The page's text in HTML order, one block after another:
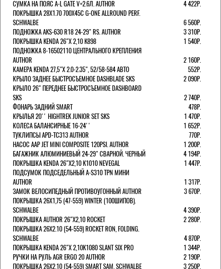
СУМКА НА ПОЯС A-L GATE V=2.6Л. AUTHOR
4 422Р.
ПОКРЫШКА 28X1.70 700X45C G-ONE ALLROUND PERF.
SCHWALBE
6 560Р.
ПОДНОЖКА AKS-630 R18 24-29" RS. AUTHOR
3 310Р.
ПОКРЫШКА KENDA 26"Х 2,10 K898
1 540Р.
ПОДНОЖКА 8-16502110 ЦЕНТРАЛЬНОГО КРЕПЛЕНИЯ
AUTHOR
2 160Р.
КАМЕРА KENDA 27,5"Х 2.0-2.35", 52/58-584 АВТО
552Р.
КРЫЛО ЗАДНЕЕ БЫСТРОСЪЕМНОЕ DASHBLADE SKS
2 090Р.
КРЫЛО 26" ПЕРЕДНЕЕ БЫСТРОСЪЕМНОЕ DASHBOARD
SKS
2 740Р.
ФОНАРЬ ЗАДНИЙ SMART
478Р.
КРЫЛЬЯ 20'' HIGHTREK JUNIOR SET SKS
1 470Р.
КОЛЕСА БАЛАНСИРНЫЕ 16-24''
1 652Р.
ТУКЛИПСЫ APD-TC313 AUTHOR
770Р.
НАСОС AAP JET MINI COMPOSITE 120PSI. AUTHOR
1 200Р.
БАГАЖНИК АЛЮМИНИЕВЫЙ 24-29" СВАРНОЙ. ЧЕРНЫЙ
4 194Р.
ПОКРЫШКА KENDA 26"Х2,10 K1010 NEVEGAL
1 447Р.
ПОДСУМОК ПОДСЕДЕЛЬНЫЙ A-S310 TPN МИНИ
AUTHOR
1 317Р.
ЗАМОК ВЕЛОСИПЕДНЫЙ ПРОТИВОУГОННЫЙ AUTHOR
3 670Р.
ПОКРЫШКА 26X1,75 (47-559) WINTER (100ШИПОВ).
SCHWALBE
4 390Р.
ПОКРЫШКА AUTHOR 26"Х2,10 ROCKET
2 280Р.
ПОКРЫШКА 26X2.10 (54-559) ROCKET RON, FOLDING.
SCHWALBE
4 870Р.
ПОКРЫШКА KENDA 26"Х 2,10K1080 SLANT SIX PRO
1 344Р.
РУЧКИ НА РУЛЬ AGR ERGO 20 AUTHOR
2 190Р.
ПОКРЫШКА 26X2.10 (54-559) SMART SAM. SCHWALBE
3 250Р.